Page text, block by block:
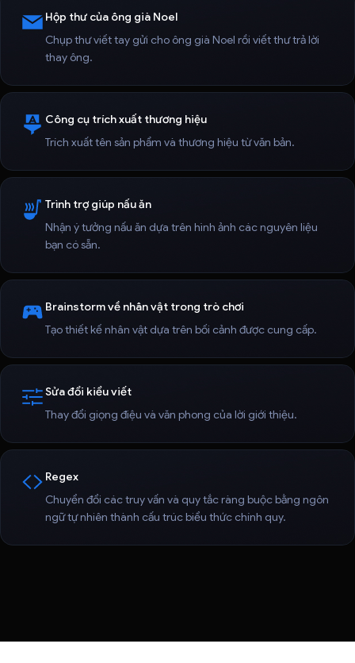
Hộp thư của ông già Noel
Chụp thư viết tay gửi cho ông già Noel rồi viết thư trả lời
thay ông.
Công cụ trích xuất thương hiệu
Trích xuất tên sản phẩm và thương hiệu từ văn bản.
Trình trợ giúp nấu ăn
Nhận ý tưởng nấu ăn dựa trên hình ảnh các nguyên liệu
bạn có sẵn.
Brainstorm về nhân vật trong trò chơi
Tạo thiết kế nhân vật dựa trên bối cảnh được cung cấp.
Sửa đổi kiểu viết
Thay đổi giọng điệu và văn phong của lời giới thiệu.
Regex
Chuyển đổi các truy vấn và quy tắc ràng buộc bằng ngôn
ngữ tự nhiên thành cấu trúc biểu thức chính quy.